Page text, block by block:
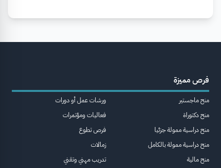
فرص مميزة
منح ماجستير
منح دكتوراة
منح دراسية ممولة جزئيا
منح دراسية ممولة بالكامل
منح مالية
ورشات عمل أو دورات
فعاليات ومؤتمرات
فرص تطوع
زمالات
تدريب مهني وتقني